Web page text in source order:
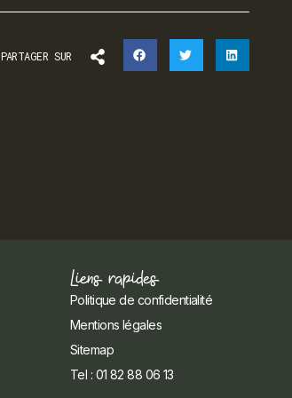
PARTAGER SUR
Liens rapides
Politique de confidentialité
Mentions légales
Sitemap
Tel : 01 82 88 06 13